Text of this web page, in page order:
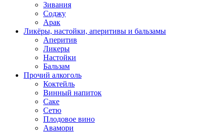
Зивания
Соджу
Арак
Ликёры, настойки, аперитивы и бальзамы
Аперитив
Ликеры
Настойки
Бальзам
Прочий алкоголь
Коктейль
Винный напиток
Саке
Сетю
Плодовое вино
Авамори